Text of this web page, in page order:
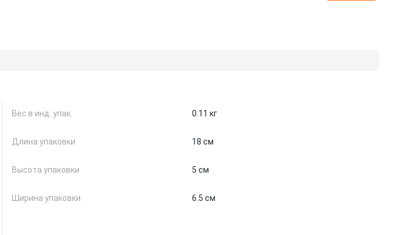
Вес в инд. упак. 0.11 кг
Длина упаковки 18 см
Высота упаковки 5 см
Ширина упаковки 6.5 см